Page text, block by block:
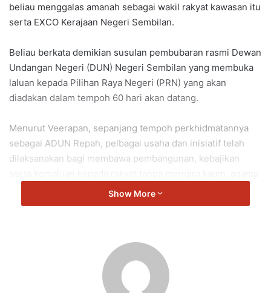
beliau menggalas amanah sebagai wakil rakyat kawasan itu
serta EXCO Kerajaan Negeri Sembilan.
Beliau berkata demikian susulan pembubaran rasmi Dewan
Undangan Negeri (DUN) Negeri Sembilan yang membuka
laluan kepada Pilihan Raya Negeri (PRN) yang akan
diadakan dalam tempoh 60 hari akan datang.
Menurut Veerapan, sepanjang tempoh perkhidmatannya
sebagai ADUN Repah, pelbagai usaha dan inisiatif telah
dilaksanakan bagi membawa pembangunan, kebajikan
“Setiap kejayaan yang dicapai adalah hasil usaha bersama
Show More